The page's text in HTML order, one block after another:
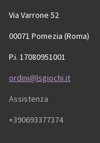
Via Varrone 52
00071 Pomezia (Roma)
P.i. 17080951001
ordini@lsgiochi.it
Assistenza
+390693377374